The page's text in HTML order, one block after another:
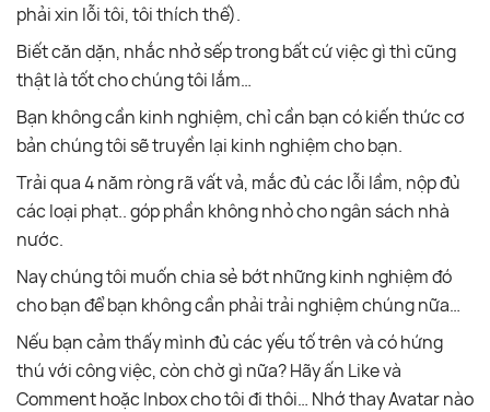
phải xin lỗi tôi, tôi thích thế).
Biết căn dặn, nhắc nhở sếp trong bất cứ việc gì thì cũng
thật là tốt cho chúng tôi lắm…
Bạn không cần kinh nghiệm, chỉ cần bạn có kiến thức cơ
bản chúng tôi sẽ truyền lại kinh nghiệm cho bạn.
Trải qua 4 năm ròng rã vất vả, mắc đủ các lỗi lầm, nộp đủ
các loại phạt.. góp phần không nhỏ cho ngân sách nhà
nước.
Nay chúng tôi muốn chia sẻ bớt những kinh nghiệm đó
cho bạn để bạn không cần phải trải nghiệm chúng nữa…
Nếu bạn cảm thấy mình đủ các yếu tố trên và có hứng
thú với công việc, còn chờ gì nữa? Hãy ấn Like và
Comment hoặc Inbox cho tôi đi thôi… Nhớ thay Avatar nào